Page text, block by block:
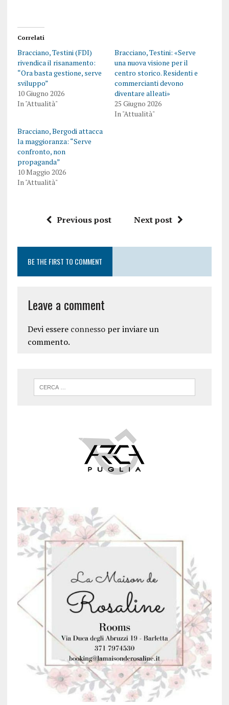
Correlati
Bracciano, Testini (FDI)
rivendica il risanamento:
“Ora basta gestione, serve
sviluppo”
10 Giugno 2026
In "Attualità"
Bracciano, Testini: «Serve
una nuova visione per il
centro storico. Residenti e
commercianti devono
diventare alleati»
25 Giugno 2026
In "Attualità"
Bracciano, Bergodi attacca
la maggioranza: “Serve
confronto, non
propaganda”
10 Maggio 2026
In "Attualità"
Previous post Next post
BE THE FIRST TO COMMENT
Leave a comment
Devi essere connessoper inviare un
commento.